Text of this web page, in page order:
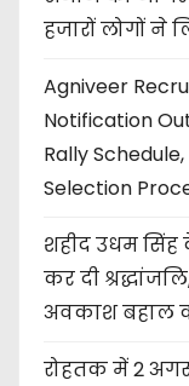
हजारों लोगों ने
Agniveer
Notification
Rally
Selection
शहीद उधम सिंह
कर दी
अवकाश बहाल
रोहतक में 2